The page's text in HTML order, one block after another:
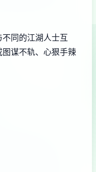
同的江湖人士互
谋不轨、心狠手辣